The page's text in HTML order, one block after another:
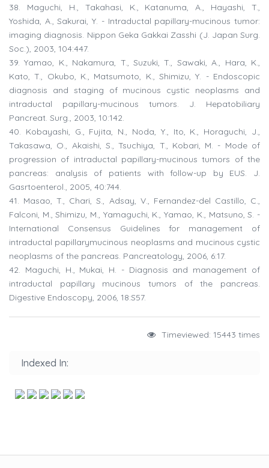
38. Maguchi, H., Takahasi, K., Katanuma, A., Hayashi, T.,
Yoshida, A., Sakurai, Y. - Intraductal papillary-mucinous tumor:
imaging diagnosis. Nippon Geka Gakkai Zasshi (J. Japan Surg.
Soc.), 2003, 104:447.
39. Yamao, K., Nakamura, T., Suzuki, T., Sawaki, A., Hara, K.,
Kato, T., Okubo, K., Matsumoto, K., Shimizu, Y. - Endoscopic
diagnosis and staging of mucinous cystic neoplasms and
intraductal papillary-mucinous tumors. J. Hepatobiliary
Pancreat. Surg., 2003, 10:142.
40. Kobayashi, G., Fujita, N., Noda, Y., Ito, K., Horaguchi, J.,
Takasawa, O., Akaishi, S., Tsuchiya, T., Kobari, M. - Mode of
progression of intraductal papillary-mucinous tumors of the
pancreas: analysis of patients with follow-up by EUS. J.
Gasrtoenterol., 2005, 40:744.
41. Masao, T., Chari, S., Adsay, V., Fernandez-del Castillo, C.,
Falconi, M., Shimizu, M., Yamaguchi, K., Yamao, K., Matsuno, S. -
International Consensus Guidelines for management of
intraductal papillarymucinous neoplasms and mucinous cystic
neoplasms of the pancreas. Pancreatology, 2006, 6:17.
42. Maguchi, H., Mukai, H. - Diagnosis and management of
intraductal papillary mucinous tumors of the pancreas.
Digestive Endoscopy, 2006, 18:S57.
Timeviewed: 15443 times
Indexed In: